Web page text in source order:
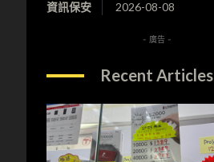
資訊保安 2026-08-08
- 廣告 -
Recent Articles